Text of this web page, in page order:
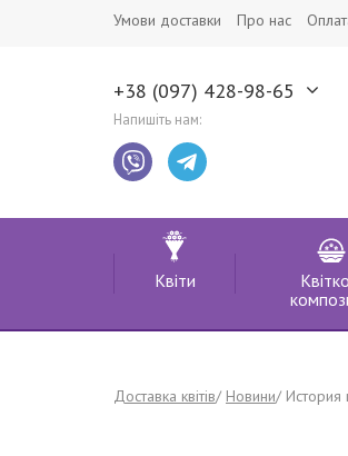
Умови доставки Про нас
+38 (097) 428-98-65
Напишіть нам:
Квіти
Доставка квітів Новини История